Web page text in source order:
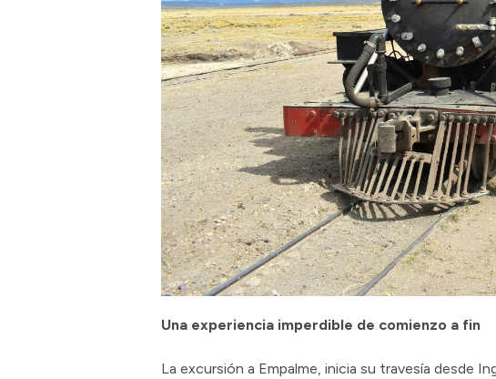
Una experiencia imperdible de comienzo a fin
La excursión a Empalme, inicia su travesía desde